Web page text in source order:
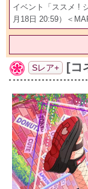
イベント「ススメ !
月18日 20:59）＜
Sレア+ [コ